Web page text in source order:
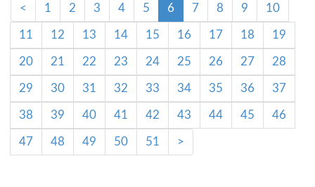
< 1 2 3 4 5 6 7 8 9 10
11 12 13 14 15 16 17 18 19
20 21 22 23 24 25 26 27 28
29 30 31 32 33 34 35 36 37
38 39 40 41 42 43 44 45 46
47 48 49 50 51 >